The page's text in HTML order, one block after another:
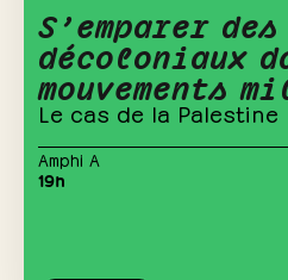
S’emparer
décoloniaux
mouvements
Le cas de la Palestine
Amphi A
19h